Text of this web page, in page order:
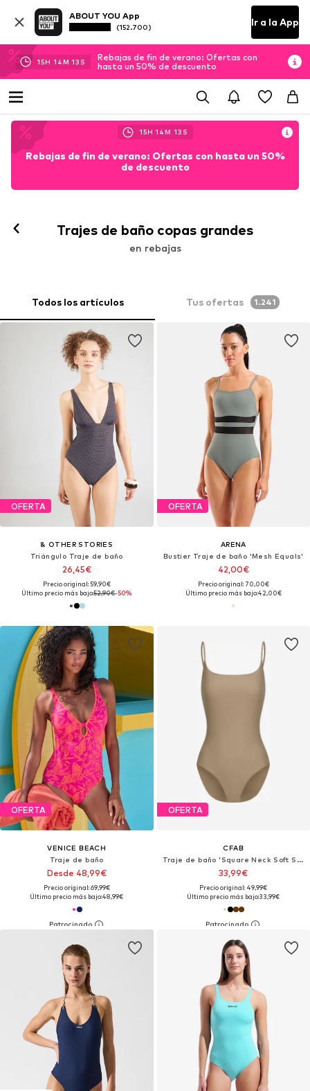
ABOUT YOU App
(152.700) Ir a la App
15H 14M 11 S
Rebajas de fin de verano: Ofertas con
hasta un 50% de descuento
15H 14M 11 S
Rebajas de fin de verano: Ofertas con hasta un 50%
de descuento
Trajes de baño copas grandes
en rebajas
Todos los artículos Tus ofertas 1.241
OFERTA
& OTHER STORIES
Triángulo Traje de baño
26,45€
Precio original: 59,90€
Último precio más bajo:52,90€-50%
OFERTA
ARENA
Bustier Traje de baño 'Mesh Equals'
42,00€
Precio original: 70,00€
Último precio más bajo:42,00€
OFERTA
VENICE BEACH
Traje de baño
Desde 48,99€
Precio original: 69,99€
Último precio más bajo:48,99€
OFERTA
CFAB
Traje de baño 'Square Neck Soft Sculpt Swimsuit'
33,99€
Precio original: 49,99€
Último precio más bajo:33,99€